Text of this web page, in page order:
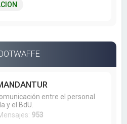
entre el personal
y el BdU.
953